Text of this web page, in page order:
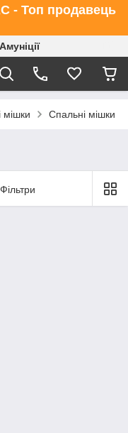
- Топ продавець
мішки Спальні мішки
Фільтри